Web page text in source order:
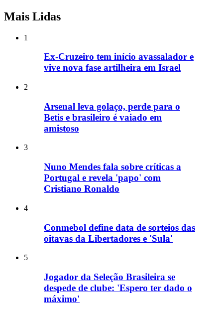
Mais Lidas
1
Ex-Cruzeiro tem início avassalador e
vive nova fase artilheira em Israel
2
Arsenal leva golaço, perde para o
Betis e brasileiro é vaiado em
amistoso
3
Nuno Mendes fala sobre críticas a
Portugal e revela 'papo' com
Cristiano Ronaldo
4
Conmebol define data de sorteios das
oitavas da Libertadores e 'Sula'
5
Jogador da Seleção Brasileira se
despede de clube: 'Espero ter dado o
máximo'